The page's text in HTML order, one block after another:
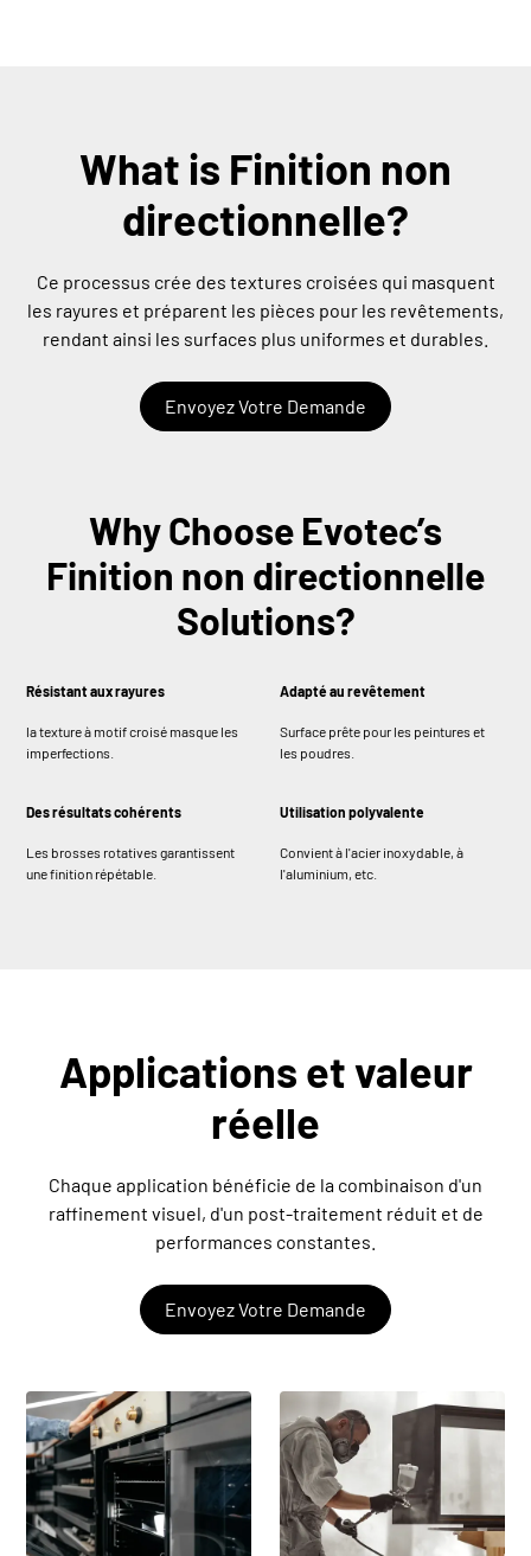
What is Finition non
directionnelle?
Ce processus crée des textures croisées qui masquent
les rayures et préparent les pièces pour les revêtements,
rendant ainsi les surfaces plus uniformes et durables.
Envoyez Votre Demande
Why Choose Evotec’s
Finition non directionnelle
Solutions?
Résistant aux rayures
la texture à motif croisé masque les
imperfections.
Adapté au revêtement
Surface prête pour les peintures et
les poudres.
Des résultats cohérents
Les brosses rotatives garantissent
une finition répétable.
Utilisation polyvalente
Convient à l'acier inoxydable, à
l'aluminium, etc.
Applications et valeur
réelle
Chaque application bénéficie de la combinaison d'un
raffinement visuel, d'un post-traitement réduit et de
performances constantes.
Envoyez Votre Demande